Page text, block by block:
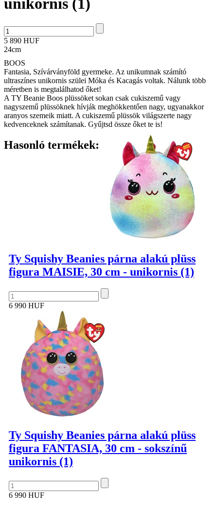
unikornis (1)
5 890 HUF
24cm
BOOS
Fantasia, Szívárványföld gyermeke. Az unikumnak számító
ultraszínes unikornis szülei Móka és Kacagás voltak. Nálunk több
méretben is megtalálhatod őket!
A TY Beanie Boos plüssöket sokan csak cukiszemű vagy
nagyszemű plüssöknek hívják meghökkentően nagy, ugyanakkor
aranyos szemeik miatt. A cukiszemű plüssök világszerte nagy
kedvenceknek számítanak. Gyűjtsd össze őket te is!
Hasonló termékek:
Ty Squishy Beanies párna alakú plüss
figura MAISIE, 30 cm - unikornis (1)
6 990 HUF
Ty Squishy Beanies párna alakú plüss
figura FANTASIA, 30 cm - sokszínű
unikornis (1)
6 990 HUF